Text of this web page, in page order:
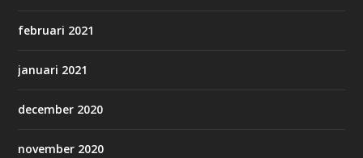
februari 2021
januari 2021
december 2020
november 2020